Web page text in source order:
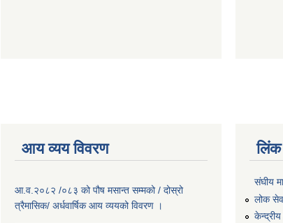
आय व्यय विवरण
आ.व.२०८२ /०८३ को पौष मसान्त सम्मको / दोस्रो
त्रैमासिक/ अर्धवार्षिक आय व्ययको विवरण ।
लिंक
संघीय
लोक